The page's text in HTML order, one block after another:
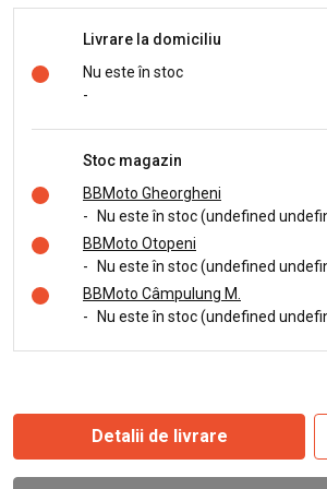
Livrare la domiciliu
Nu este în stoc
-
Stoc magazin
BBMoto Gheorgheni
-
Nu este în stoc (undefined
BBMoto Otopeni
-
Nu este în stoc (undefined
BBMoto Câmpulung M.
-
Nu este în stoc (undefined
Detalii de livrare